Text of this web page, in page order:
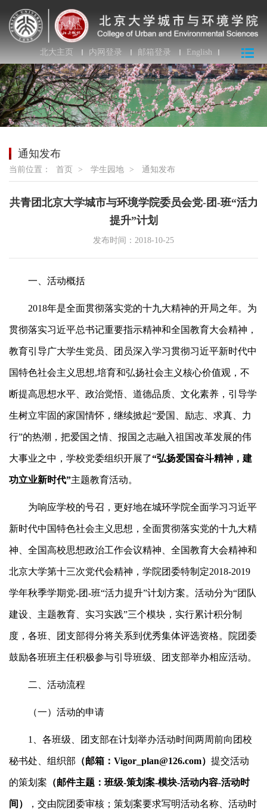
北大主页 内网登录 邮箱登录 English
通知发布
当前位置： 首页 > 学生园地 > 通知发布
共青团北京大学城市与环境学院委员会党-团-班“活力
提升”计划
发布时间：2018-10-25
一、活动概括
2018年是全面贯彻落实党的十九大精神的开局之年。为
贯彻落实习近平总书记重要指示精神和全国教育大会精神，
教育引导广大学生党员、团员深入学习贯彻习近平新时代中
国特色社会主义思想,培育和弘扬社会主义核心价值观，不
断提高思想水平、政治觉悟、道德品质、文化素养，引导学
生树立牢固的家国情怀，继续掀起“爱国、励志、求真、力
行”的热潮，把爱国之情、报国之志融入祖国改革发展的伟
大事业之中，学校党委组织开展了“弘扬爱国奋斗精神，建
功立业新时代”主题教育活动。
为响应学校的号召，更好地在城环学院全面学习习近平
新时代中国特色社会主义思想，全面贯彻落实党的十九大精
神、全国高校思想政治工作会议精神、全国教育大会精神和
北京大学第十三次党代会精神，学院团委特制定2018-2019
学年秋季学期党-团-班“活力提升”计划方案。活动分为“团队
建设、主题教育、实习实践”三个模块，实行累计积分制
度，各班、团支部得分将关系到优秀集体评选资格。院团委
鼓励各班班主任积极参与引导班级、团支部举办相应活动。
二、活动流程
（一）活动的申请
1、各班级、团支部在计划举办活动时间两周前向团校
秘书处、组织部 （邮箱：Vigor_plan@126.com） 提交活动
的策划案 （邮件主题：班级-策划案-模块-活动内容-活动时
间） ，交由院团委审核；策划案要求写明活动名称、活动时